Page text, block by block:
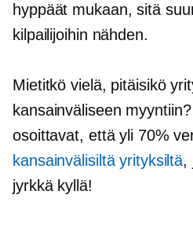
hyppäät mukaan, sitä
kilpailijoihin nähden.
Mietitkö vielä, pitäisikö
kansainväliseen
osoittavat, että yli 70%
kansainvälisiltä yrityksiltä,
jyrkkä kyllä!